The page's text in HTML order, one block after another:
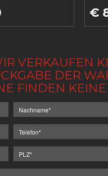
€
VERKAUFEN
DER
FINDEN